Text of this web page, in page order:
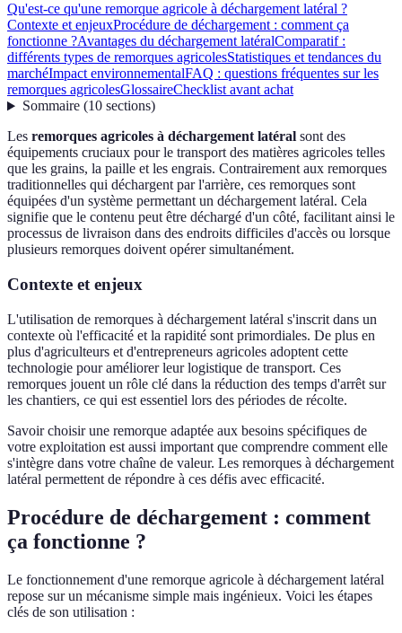
Qu'est-ce qu'une remorque agricole à déchargement latéral ?
Contexte et enjeuxProcédure de déchargement : comment ça
fonctionne ?Avantages du déchargement latéralComparatif :
différents types de remorques agricolesStatistiques et tendances du
marchéImpact environnementalFAQ : questions fréquentes sur les
remorques agricolesGlossaireChecklist avant achat
Sommaire(10 sections)
Les remorques agricoles à déchargement latéral sont des
équipements cruciaux pour le transport des matières agricoles telles
que les grains, la paille et les engrais. Contrairement aux remorques
traditionnelles qui déchargent par l'arrière, ces remorques sont
équipées d'un système permettant un déchargement latéral. Cela
signifie que le contenu peut être déchargé d'un côté, facilitant ainsi le
processus de livraison dans des endroits difficiles d'accès ou lorsque
plusieurs remorques doivent opérer simultanément.
Contexte et enjeux
L'utilisation de remorques à déchargement latéral s'inscrit dans un
contexte où l'efficacité et la rapidité sont primordiales. De plus en
plus d'agriculteurs et d'entrepreneurs agricoles adoptent cette
technologie pour améliorer leur logistique de transport. Ces
remorques jouent un rôle clé dans la réduction des temps d'arrêt sur
les chantiers, ce qui est essentiel lors des périodes de récolte.
Savoir choisir une remorque adaptée aux besoins spécifiques de
votre exploitation est aussi important que comprendre comment elle
s'intègre dans votre chaîne de valeur. Les remorques à déchargement
latéral permettent de répondre à ces défis avec efficacité.
Procédure de déchargement : comment
ça fonctionne ?
Le fonctionnement d'une remorque agricole à déchargement latéral
repose sur un mécanisme simple mais ingénieux. Voici les étapes
clés de son utilisation :